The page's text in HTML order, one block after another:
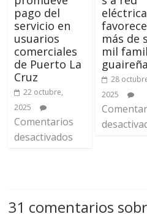
pago del
servicio en
usuarios
comerciales
de Puerto La
Cruz
22 octubre,
2025
Comentarios
desactivados
eléctrica
más de
mil
28
2025
31 comentarios